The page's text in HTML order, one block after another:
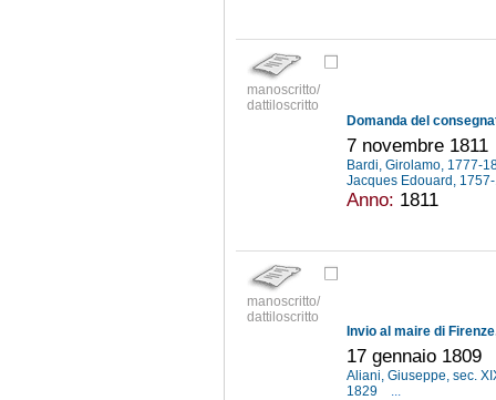
manoscritto/
dattiloscritto
7 novembre 1811
Bardi, Girolamo, 1777-
Jacques Edouard,
Anno: 1811
manoscritto/
dattiloscritto
17 gennaio 1809
Aliani, Giuseppe, sec.
1829
...